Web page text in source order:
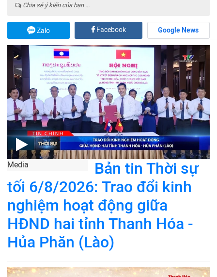
Chia sẻ ý kiến của bạn ...
Zalo Facebook Google News
Media
Bản tin Thời sự
tối 6/8/2026: Trao đổi kinh
nghiệm hoạt động giữa
HĐND hai tỉnh Thanh Hóa -
Hủa Phăn (Lào)